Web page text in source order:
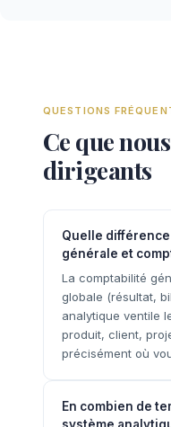
QUESTIONS
Ce que
dirigeants
Quelle
générale et
La comptabilité
globale (résultat,
analytique ventile
produit, client,
précisément où
En combien de